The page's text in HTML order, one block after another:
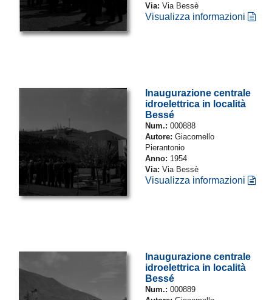
Via: Via Bessè
Visualizza informazioni
Inaugurazione centrale
idroelettrica in località
Bessé
Num.: 000888
Autore: Giacomello
Pierantonio
Anno: 1954
Via: Via Bessè
Visualizza informazioni
Inaugurazione centrale
idroelettrica in località
Bessé
Num.: 000889